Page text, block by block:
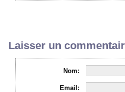
Laisser un
Nom:
Email: